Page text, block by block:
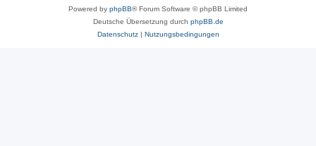
Powered by phpBB® Forum Software © phpBB Limited
Deutsche Übersetzung durch phpBB.de
Datenschutz| Nutzungsbedingungen